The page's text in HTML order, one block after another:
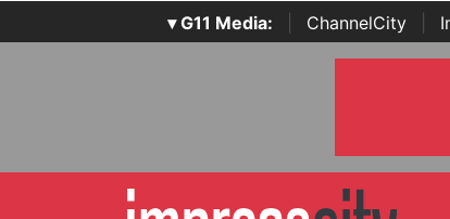
▾ G11 Media: ChannelCity